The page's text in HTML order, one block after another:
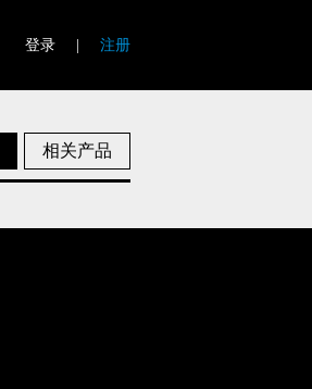
登录 注册
相关产品